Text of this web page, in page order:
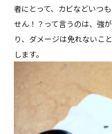
者にとって、カビなどいつ
せん！？って言うのは、強
り、ダメージは免れないこ
します。